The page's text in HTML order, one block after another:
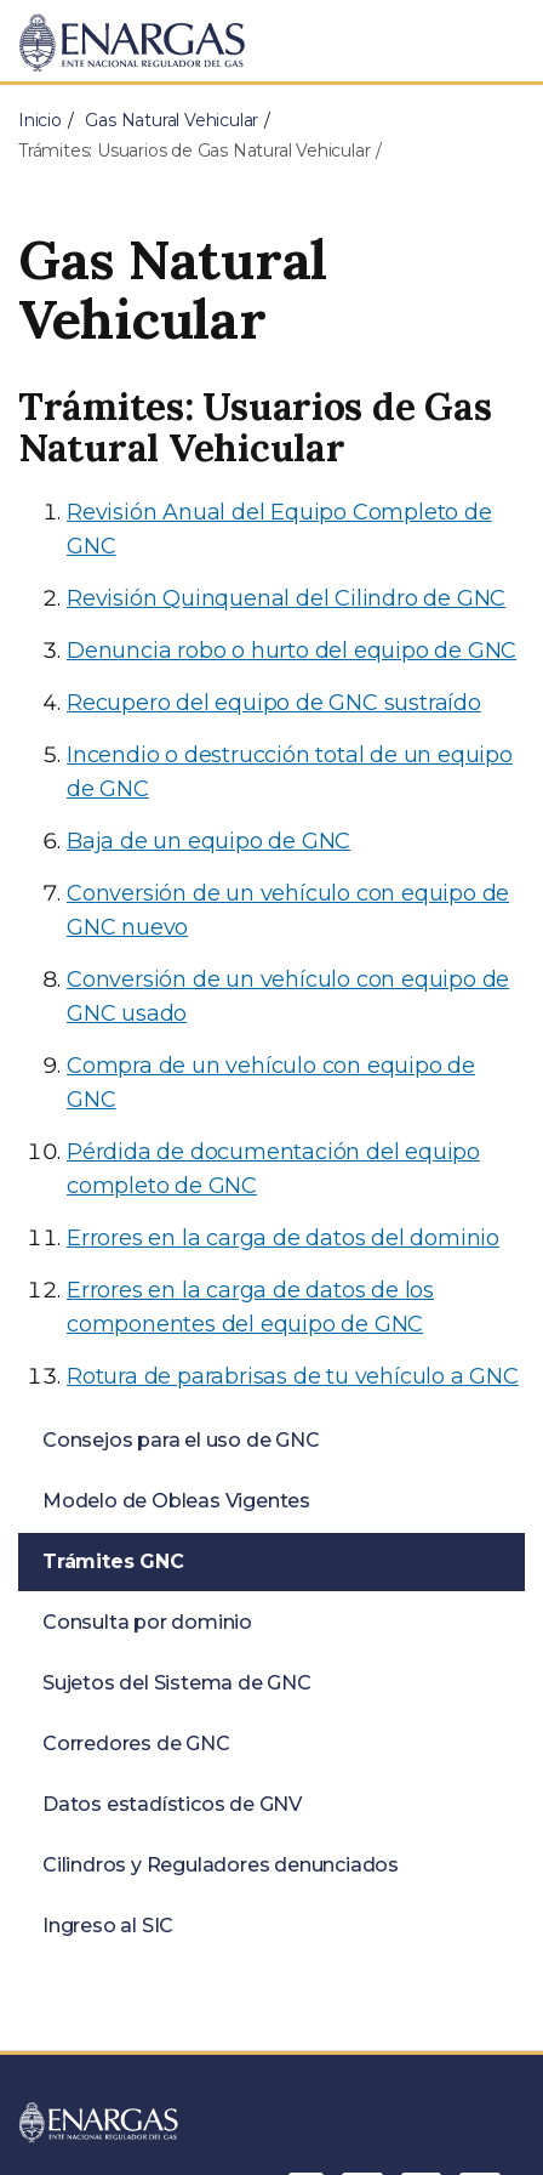
ENARGAS
Ente
Nacional
del
Gas
Inicio
Gas Natural Vehicular
Trámites: Usuarios de Gas Natural Vehicular
Gas Natural
Vehicular
Trámites: Usuarios de Gas
Natural Vehicular
Revisión Anual del Equipo Completo de
GNC
Revisión Quinquenal del Cilindro de GNC
Denuncia robo o hurto del equipo de GNC
Recupero del equipo de GNC sustraído
Incendio o destrucción total de un equipo
de GNC
Baja de un equipo de GNC
Conversión de un vehículo con equipo de
GNC nuevo
Conversión de un vehículo con equipo de
GNC usado
Compra de un vehículo con equipo de
GNC
Pérdida de documentación del equipo
completo de GNC
Errores en la carga de datos del dominio
Errores en la carga de datos de los
componentes del equipo de GNC
Rotura de parabrisas de tu vehículo a GNC
Consejos para el uso de GNC
Modelo de Obleas Vigentes
Trámites GNC
Consulta por dominio
Sujetos del Sistema de GNC
Corredores de GNC
Datos estadísticos de GNV
Cilindros y Reguladores denunciados
Ingreso al SIC